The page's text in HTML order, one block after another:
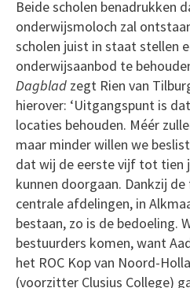
Beide scholen benadrukken
onderwijsmoloch zal
scholen juist in staat stellen
onderwijsaanbod te
Dagblad zegt Rien van
hierover: ‘Uitgangspunt is
locaties behouden. Méér
maar minder willen we
dat wij de eerste vijf tot tien
kunnen doorgaan. Dankzij de
centrale afdelingen, in
bestaan, zo is de bedoeling.
bestuurders komen, want
het ROC Kop van Noord-
(voorzitter Clusius College)